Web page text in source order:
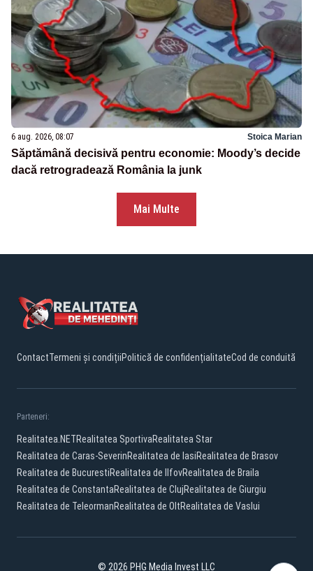
6 aug. 2026, 08:07 Stoica Marian
Săptămână decisivă pentru economie: Moody’s decide
dacă retrogradează România la junk
Mai Multe
ContactTermeni și condițiiPolitică de confidențialitateCod de conduită
Parteneri:
Realitatea.NETRealitatea SportivaRealitatea Star
Realitatea de Caras-SeverinRealitatea de IasiRealitatea de Brasov
Realitatea de BucurestiRealitatea de IlfovRealitatea de Braila
Realitatea de ConstantaRealitatea de ClujRealitatea de Giurgiu
Realitatea de TeleormanRealitatea de OltRealitatea de Vaslui
© 2026 PHG Media Invest LLC